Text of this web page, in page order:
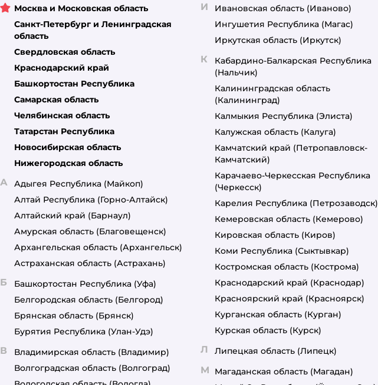
Москва и Московская область
Санкт-Петербург и Ленинградская
область
Свердловская область
Краснодарский край
Башкортостан Республика
Самарская область
Челябинская область
Татарстан Республика
Новосибирская область
Нижегородская область
А Адыгея Республика (Майкоп)
Алтай Республика (Горно-Алтайск)
Алтайский край (Барнаул)
Амурская область (Благовещенск)
Архангельская область (Архангельск)
Астраханская область (Астрахань)
Б Башкортостан Республика (Уфа)
Белгородская область (Белгород)
Брянская область (Брянск)
Бурятия Республика (Улан-Удэ)
В Владимирская область (Владимир)
Волгоградская область (Волгоград)
И Ивановская область (Иваново)
Ингушетия Республика (Магас)
Иркутская область (Иркутск)
К
Кабардино-Балкарская Республика
(Нальчик)
Калининградская область
(Калининград)
Калмыкия Республика (Элиста)
Калужская область (Калуга)
Камчатский край (Петропавловск-
Камчатский)
Карачаево-Черкесская Республика
(Черкесск)
Карелия Республика (Петрозаводск)
Кемеровская область (Кемерово)
Кировская область (Киров)
Коми Республика (Сыктывкар)
Костромская область (Кострома)
Краснодарский край (Краснодар)
Красноярский край (Красноярск)
Курганская область (Курган)
Курская область (Курск)
Л Липецкая область (Липецк)
М Магаданская область (Магадан)